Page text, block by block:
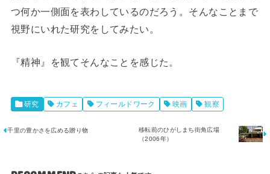
つ何か一側面を表わしているのだろう。そんなことまで
視野にいれた研究をしてみたい。
『精神』を観てそんなことを感じた。
研究 カフェ フィールドワーク 映画 観察
千里の豊かさを広める贈り物
移転前のひがしまち街角広場
（2006年）